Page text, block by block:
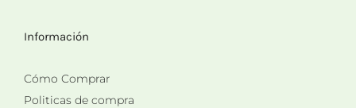
Información
Cómo Comprar
Politicas de compra